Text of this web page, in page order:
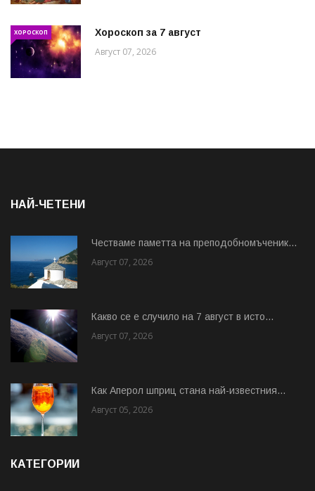
ХОРОСКОП Хороскоп за 7 август
Август 07, 2026
НАЙ-ЧЕТЕНИ
Честваме паметта на преподобномъченик...
Август 07, 2026
Какво се е случило на 7 август в исто...
Август 07, 2026
Как Аперол шприц стана най-известния...
Август 05, 2026
КАТЕГОРИИ